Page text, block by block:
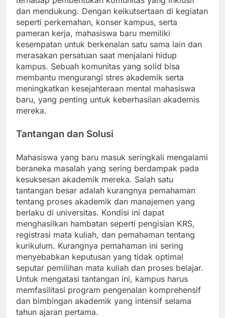
dan mendukung. Dengan keikutsertaan di kegiatan
seperti perkemahan, konser kampus, serta
pameran kerja, mahasiswa baru memiliki
kesempatan untuk berkenalan satu sama lain dan
merasakan persatuan saat menjalani hidup
kampus. Sebuah komunitas yang solid bisa
membantu mengurangi stres akademik serta
meningkatkan kesejahteraan mental mahasiswa
baru, yang penting untuk keberhasilan akademis
mereka.
Tantangan dan Solusi
Mahasiswa yang baru masuk seringkali mengalami
beraneka masalah yang sering berdampak pada
kesuksesan akademik mereka. Salah satu
tantangan besar adalah kurangnya pemahaman
tentang proses akademik dan manajemen yang
berlaku di universitas. Kondisi ini dapat
menghasilkan hambatan seperti pengisian KRS,
registrasi mata kuliah, dan pemahaman tentang
kurikulum. Kurangnya pemahaman ini sering
menyebabkan keputusan yang tidak optimal
seputar pemilihan mata kuliah dan proses belajar.
Untuk mengatasi tantangan ini, kampus harus
memfasilitasi program pengenalan komprehensif
dan bimbingan akademik yang intensif selama
tahun ajaran pertama.